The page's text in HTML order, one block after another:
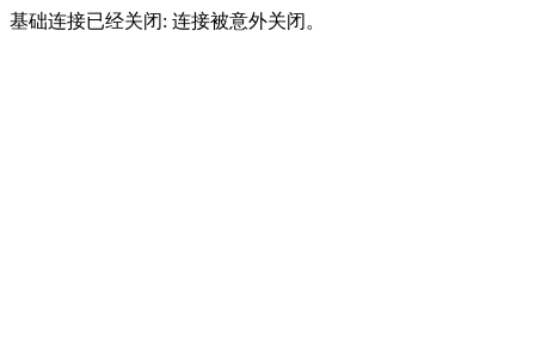
基础连接已经关闭: 连接被意外关闭。